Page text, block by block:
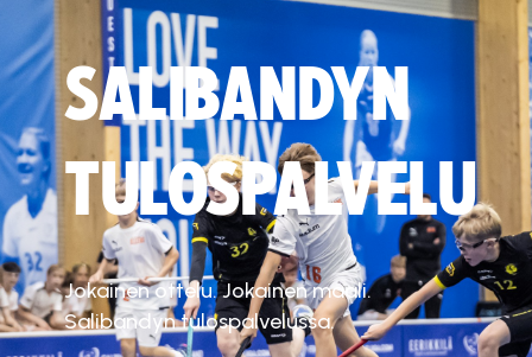
SALIBANDYN
TULOSPALVELU
Jokainen ottelu. Jokainen maali.
Salibandyn tulospalvelussa.